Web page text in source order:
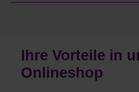
Ihre Vorteile in
Onlineshop